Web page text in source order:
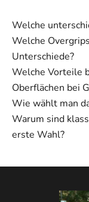
Welche
Welche
Unterschiede?
Welche Vorteile
Oberflächen bei
Wie wählt man
Warum sind
erste Wahl?